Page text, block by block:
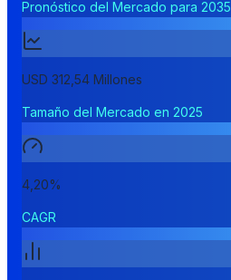
Pronóstico del Mercado para 2035
USD 312,54 Millones
Tamaño del Mercado en 2025
4,20%
CAGR